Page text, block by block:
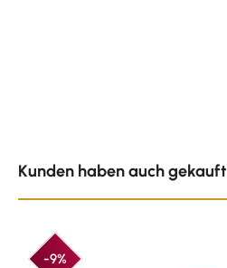
Kunden haben auch gekauft
-9%